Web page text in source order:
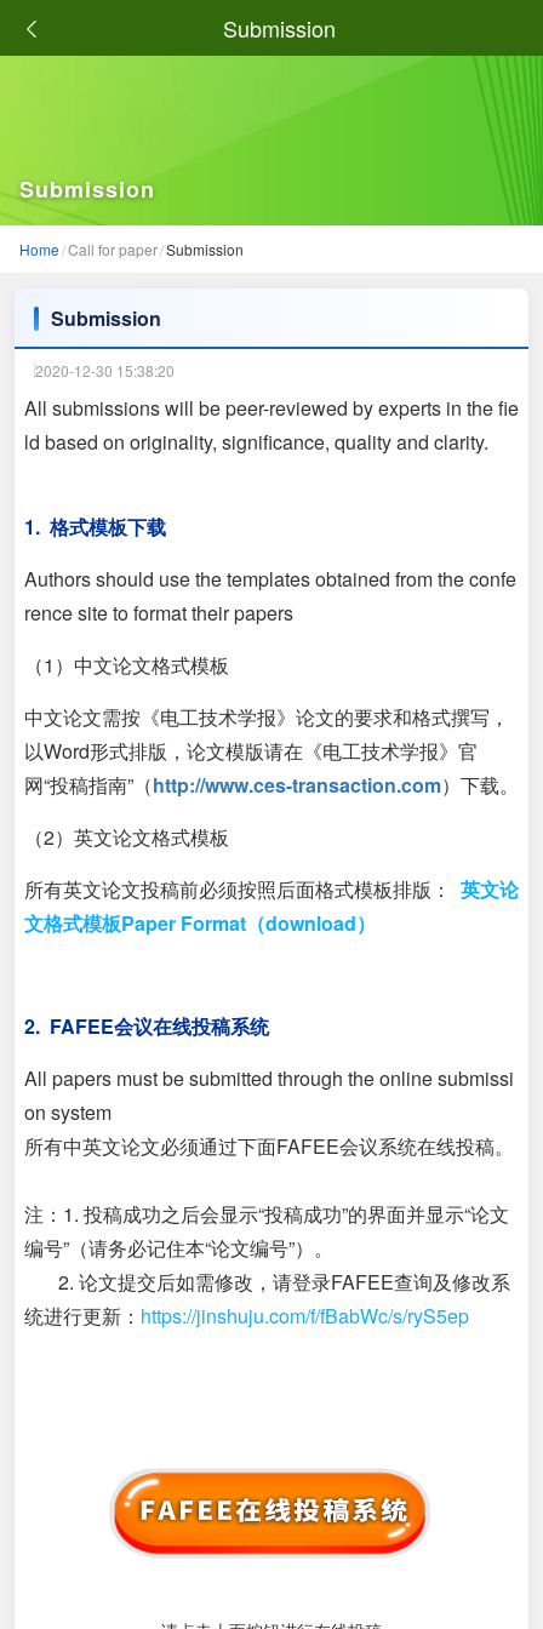
Submission
Submission
Home/Call for paper/Submission
Submission
2020-12-30 15:38:20
All submissions will be peer-reviewed by experts in the fie
ld based on originality, significance, quality and clarity.
1. 格式模板下载
Authors should use the templates obtained from the confe
rence site to format their papers
（1） 中文论文格式模板
中文论文需按 《电工技术学报》论文的要求和格式撰写，
以Word形式排版，论文模版请在《电工技术学报》官
网“投稿指南”（http://www.ces-transaction.com）下载。
（2）英文论文格式模板
所有英文论文投稿前必须按照后面格式模板排版：
英文论
文格式模板Paper Format（download）
2. FAFEE会议在线投稿系统
All papers must be submitted through the online submissi
on system
所有中英文论文必须通过下面FAFEE会议系统在线投稿。
注：1. 投稿成功之后会显示“投稿成功”的界面并显示“论文
编号”（请务必记住本“论文编号”）。
2. 论文提交后如需修改，请登录FAFEE查询及修改系
统进行更新： https://jinshuju.com/f/fBabWc/s/ryS5ep